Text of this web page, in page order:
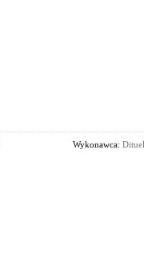
Wykonawca: